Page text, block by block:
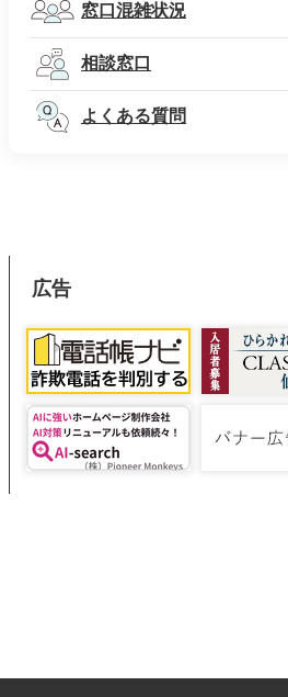
窓口混雑状況
相談窓口
よくある質問
広告